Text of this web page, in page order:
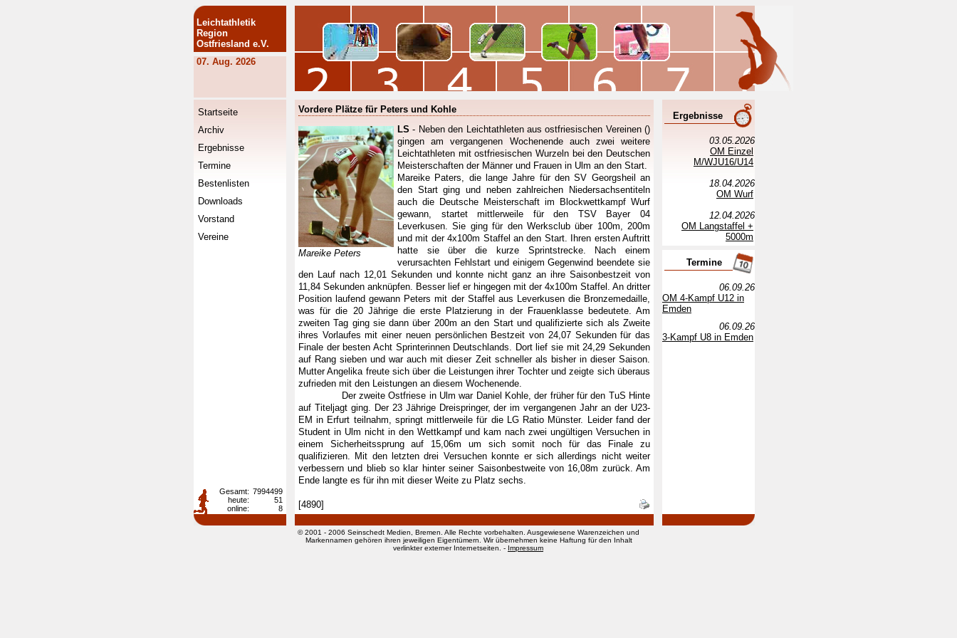
Leichtathletik
Region
Ostfriesland e.V.
07. Aug. 2026
Startseite
Archiv
Ergebnisse
Termine
Bestenlisten
Downloads
Vorstand
Vereine
Vordere Plätze für Peters und Kohle
Mareike Peters
LS - Neben den Leichtathleten aus ostfriesischen Vereinen ()
gingen am vergangenen Wochenende auch zwei weitere
Leichtathleten mit ostfriesischen Wurzeln bei den Deutschen
Meisterschaften der Männer und Frauen in Ulm an den Start.
Mareike Paters, die lange Jahre für den SV Georgsheil an
den Start ging und neben zahlreichen Niedersachsentiteln
auch die Deutsche Meisterschaft im Blockwettkampf Wurf
gewann, startet mittlerweile für den TSV Bayer 04
Leverkusen. Sie ging für den Werksclub über 100m, 200m
und mit der 4x100m Staffel an den Start. Ihren ersten Auftritt
hatte sie über die kurze Sprintstrecke. Nach einem
verursachten Fehlstart und einigem Gegenwind beendete sie
den Lauf nach 12,01 Sekunden und konnte nicht ganz an ihre Saisonbestzeit von
11,84 Sekunden anknüpfen. Besser lief er hingegen mit der 4x100m Staffel. An dritter
Position laufend gewann Peters mit der Staffel aus Leverkusen die Bronzemedaille,
was für die 20 Jährige die erste Platzierung in der Frauenklasse bedeutete. Am
zweiten Tag ging sie dann über 200m an den Start und qualifizierte sich als Zweite
ihres Vorlaufes mit einer neuen persönlichen Bestzeit von 24,07 Sekunden für das
Finale der besten Acht Sprinterinnen Deutschlands. Dort lief sie mit 24,29 Sekunden
auf Rang sieben und war auch mit dieser Zeit schneller als bisher in dieser Saison.
Mutter Angelika freute sich über die Leistungen ihrer Tochter und zeigte sich überaus
zufrieden mit den Leistungen an diesem Wochenende.
Der zweite Ostfriese in Ulm war Daniel Kohle, der früher für den TuS Hinte
auf Titeljagt ging. Der 23 Jährige Dreispringer, der im vergangenen Jahr an der U23-
EM in Erfurt teilnahm, springt mittlerweile für die LG Ratio Münster. Leider fand der
Student in Ulm nicht in den Wettkampf und kam nach zwei ungültigen Versuchen in
einem Sicherheitssprung auf 15,06m um sich somit noch für das Finale zu
qualifizieren. Mit den letzten drei Versuchen konnte er sich allerdings nicht weiter
verbessern und blieb so klar hinter seiner Saisonbestweite von 16,08m zurück. Am
Ende langte es für ihn mit dieser Weite zu Platz sechs.
[4890]
Ergebnisse
03.05.2026
OM Einzel
M/WJU16/U14
18.04.2026
OM Wurf
12.04.2026
OM Langstaffel +
5000m
Termine
06.09.26
OM 4-Kampf U12 in
Emden
06.09.26
3-Kampf U8 in Emden
Gesamt: 7994499
heute:
51
online:
8
© 2001 - 2006 Seinschedt Medien, Bremen. Alle Rechte vorbehalten. Ausgewiesene Warenzeichen und
Markennamen gehören ihren jeweiligen Eigentümern. Wir übernehmen keine Haftung für den Inhalt
verlinkter externer Internetseiten. - Impressum